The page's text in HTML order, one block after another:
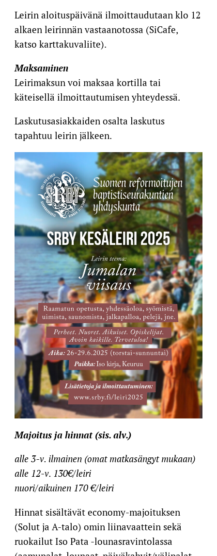
Leirin aloituspäivänä ilmoittaudutaan klo 12
alkaen leirinnän vastaanotossa (SiCafe,
katso karttakuvaliite).
Maksaminen
Leirimaksun voi maksaa kortilla tai
käteisellä ilmoittautumisen yhteydessä.
Laskutusasiakkaiden osalta laskutus
tapahtuu leirin jälkeen.
Majoitus ja hinnat (sis. alv.)
alle 3-v. ilmainen (omat matkasängyt mukaan)
alle 12-v. 130€/leiri
nuori/aikuinen 170 €/leiri
Hinnat sisältävät economy-majoituksen
(Solut ja A-talo) omin liinavaattein sekä
ruokailut Iso Pata -lounasravintolassa